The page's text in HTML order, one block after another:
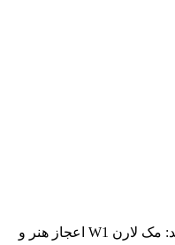
/ تماشا کنید: مک لارن W1 اعجاز هنر و